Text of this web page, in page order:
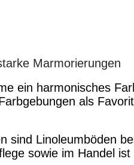
Marmorierungen
ein harmonisches
als
sind Linoleumböden
sowie im Handel